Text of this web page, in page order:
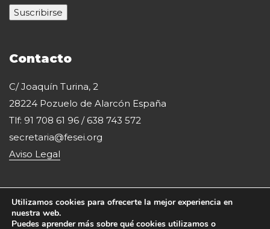
Contacto
C/ Joaquín Turina, 2
28224 Pozuelo de Alarcón España
Tlf: 91 708 61 96 / 638 743 572
secretaria@fesei.org
Aviso Legal
Utilizamos cookies para ofrecerte la mejor experiencia en
nuestra web.
Puedes aprender más sobre qué cookies utilizamos o